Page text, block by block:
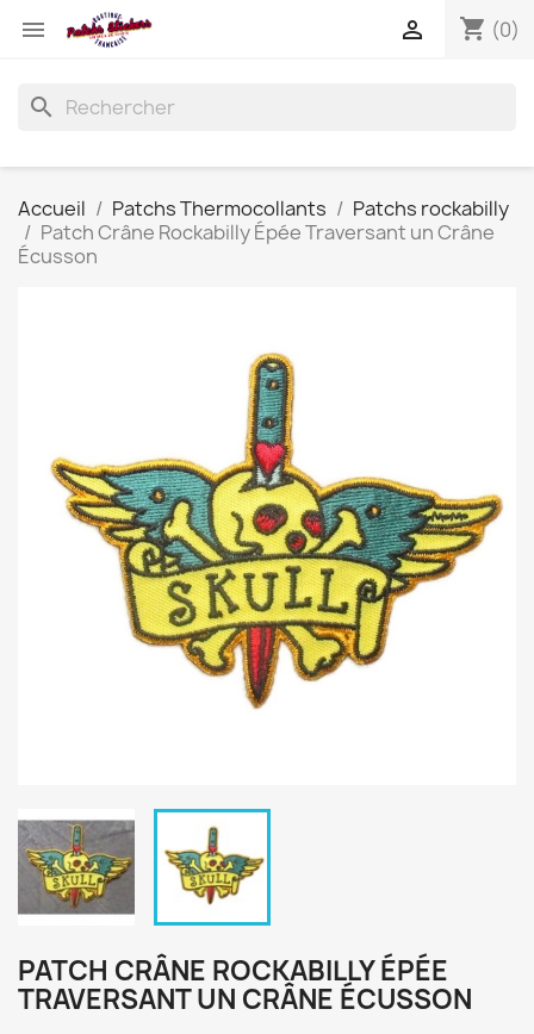
 shopping_cart (0)

search
Accueil Patchs Thermocollants
Patchs rockabilly
Patch Crâne Rockabilly Épée Traversant un Crâne
Écusson
PATCH CRÂNE ROCKABILLY ÉPÉE
TRAVERSANT UN CRÂNE ÉCUSSON